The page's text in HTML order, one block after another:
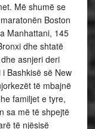
Më shumë se
Boston
Manhattani, 145
dhe shtatë
asnjeri deri
Bashkisë së New
të mbajnë
familjet e tyre,
sa më të shpejtë
të njësisë